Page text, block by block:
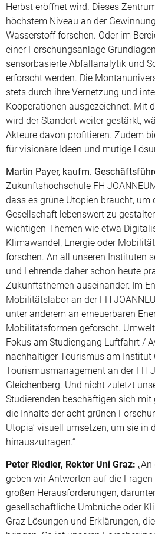
Herbst eröffnet wird. Dieses
höchstem Niveau an der
Wasserstoff forschen. Oder im
einer Forschungsanlage
sensorbasierte Abfallanalytik und
erforscht werden. Die
stets durch ihre Vernetzung und
Kooperationen ausgezeichnet. Mit
wird der Standort weiter gestärkt,
Akteure davon profitieren. Zudem
für visionäre Ideen und mutige
Martin Payer, kaufm.
Zukunftshochschule FH
dass es grüne Utopien braucht, um
Gesellschaft lebenswert zu
wichtigen Themen wie etwa
Klimawandel, Energie oder
forschen. An all unseren Instituten
und Lehrende daher schon heute
Zukunftsthemen auseinander: Im
Mobilitätslabor an der FH
unter anderem an erneuerbaren
Mobilitätsformen geforscht.
Fokus am Studiengang Luftfahrt /
nachhaltiger Tourismus am Institut
Tourismusmanagement an der FH
Gleichenberg. Und nicht zuletzt
Studierenden beschäftigen sich mit
die Inhalte der acht grünen
Utopia‘ visuell umsetzen, um sie in
hinauszutragen.“
Peter Riedler, Rektor Uni Graz:
geben wir Antworten auf die
großen Herausforderungen,
gesellschaftliche Umbrüche oder
Graz Lösungen und Erklärungen,